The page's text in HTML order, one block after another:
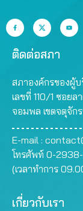
ติดต่อสภา
สภาองค์กรของผู้
เลขที่ 110/1 ซอย
จอมพล เขตจตุจัก
E-mail :
โทรศัพท์ 0-
(เวลาทำการ
เกี่ยวกับเรา